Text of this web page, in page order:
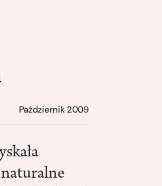
Październik 2009